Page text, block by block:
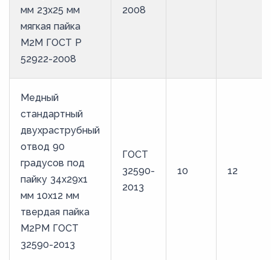
мм 23х25 мм
мягкая пайка
М2М ГОСТ Р
52922-2008
2008
Медный
стандартный
двухраструбный
отвод 90
градусов под
пайку 34х29х1
мм 10х12 мм
твердая пайка
М2РМ ГОСТ
32590-2013
ГОСТ
32590-
2013
10 12